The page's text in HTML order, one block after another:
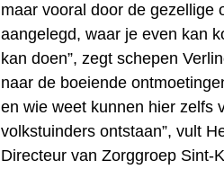
maar vooral door de gezellige
aangelegd, waar je even kan
kan doen”, zegt schepen
naar de boeiende
en wie weet kunnen hier zelfs
volkstuinders ontstaan”, vult
Directeur van Zorggroep Sint-